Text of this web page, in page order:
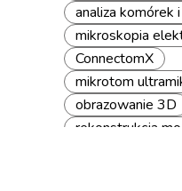
analiza komórek
mikroskopia
ConnectomX
mikrotom
obrazowanie 3D
rekonstrukcja